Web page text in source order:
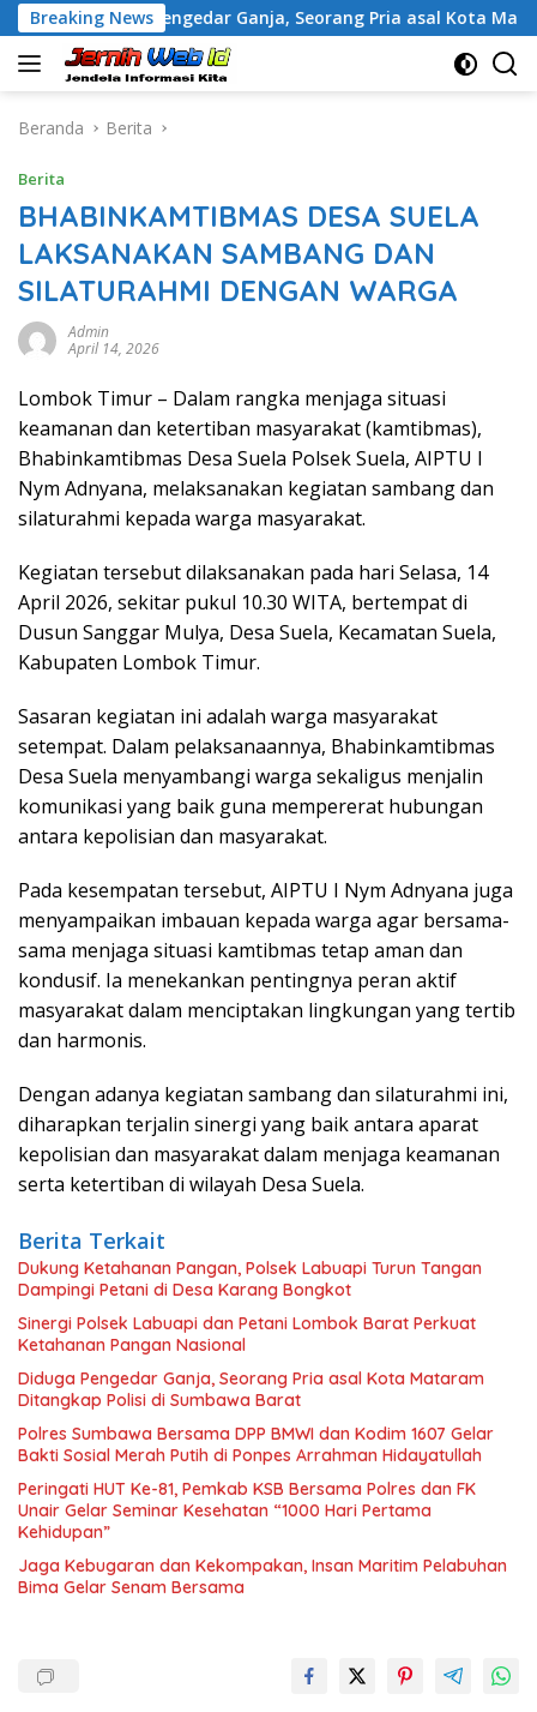
Langsung
ke
konten
Breaking News
Diduga Pengedar Ganja, Seorang Pria asal Kota Mataram
Beranda Berita
Berita
BHABINKAMTIBMAS DESA SUELA
LAKSANAKAN SAMBANG DAN
SILATURAHMI DENGAN WARGA
Admin
April 14, 2026
Lombok Timur – Dalam rangka menjaga situasi
keamanan dan ketertiban masyarakat (kamtibmas),
Bhabinkamtibmas Desa Suela Polsek Suela, AIPTU I
Nym Adnyana, melaksanakan kegiatan sambang dan
silaturahmi kepada warga masyarakat.
Kegiatan tersebut dilaksanakan pada hari Selasa, 14
April 2026, sekitar pukul 10.30 WITA, bertempat di
Dusun Sanggar Mulya, Desa Suela, Kecamatan Suela,
Kabupaten Lombok Timur.
Sasaran kegiatan ini adalah warga masyarakat
setempat. Dalam pelaksanaannya, Bhabinkamtibmas
Desa Suela menyambangi warga sekaligus menjalin
komunikasi yang baik guna mempererat hubungan
antara kepolisian dan masyarakat.
Pada kesempatan tersebut, AIPTU I Nym Adnyana juga
menyampaikan imbauan kepada warga agar bersama-
sama menjaga situasi kamtibmas tetap aman dan
kondusif. Ia menekankan pentingnya peran aktif
masyarakat dalam menciptakan lingkungan yang tertib
dan harmonis.
Dengan adanya kegiatan sambang dan silaturahmi ini,
diharapkan terjalin sinergi yang baik antara aparat
kepolisian dan masyarakat dalam menjaga keamanan
serta ketertiban di wilayah Desa Suela.
Berita Terkait
Dukung Ketahanan Pangan, Polsek Labuapi Turun Tangan
Dampingi Petani di Desa Karang Bongkot
Sinergi Polsek Labuapi dan Petani Lombok Barat Perkuat
Ketahanan Pangan Nasional
Diduga Pengedar Ganja, Seorang Pria asal Kota Mataram
Ditangkap Polisi di Sumbawa Barat
Polres Sumbawa Bersama DPP BMWI dan Kodim 1607 Gelar
Bakti Sosial Merah Putih di Ponpes Arrahman Hidayatullah
Peringati HUT Ke-81, Pemkab KSB Bersama Polres dan FK
Unair Gelar Seminar Kesehatan “1000 Hari Pertama
Kehidupan”
Jaga Kebugaran dan Kekompakan, Insan Maritim Pelabuhan
Bima Gelar Senam Bersama